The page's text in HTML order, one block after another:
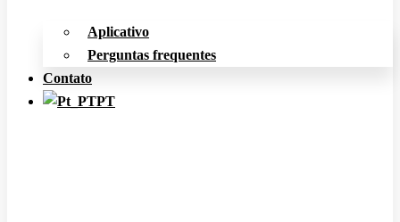
Aplicativo
Perguntas frequentes
Contato
PT